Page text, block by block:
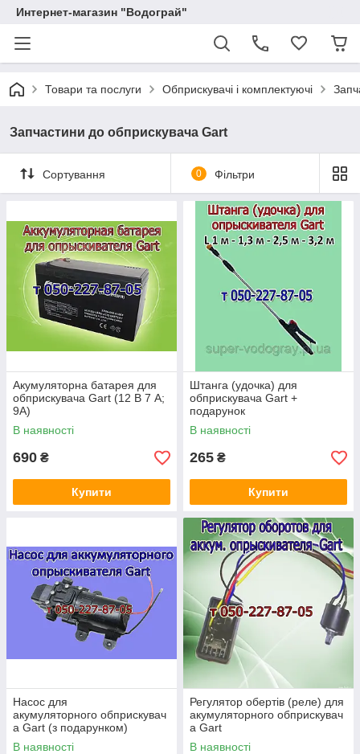
Интернет-магазин "Водограй"
Товари та послуги Обприскувачі і комплектуючі
Запчастини до обприскувача Gart
Сортування 0 Фільтри
Акумуляторна батарея для
обприскувача Gart (12 В 7 А;
9А)
В наявності
690 ₴
Купити
Штанга (удочка) для
обприскувача Gart +
подарунок
В наявності
265 ₴
Купити
Насос для
акумуляторного обприскувач
а Gart (з подарунком)
В наявності
Регулятор обертів (реле) для
акумуляторного обприскувач
а Gart
В наявності